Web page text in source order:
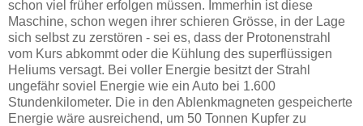
schon viel früher erfolgen müssen. Immerhin ist diese
Maschine, schon wegen ihrer schieren Grösse, in der Lage
sich selbst zu zerstören - sei es, dass der Protonenstrahl
vom Kurs abkommt oder die Kühlung des superflüssigen
Heliums versagt. Bei voller Energie besitzt der Strahl
ungefähr soviel Energie wie ein Auto bei 1.600
Stundenkilometer. Die in den Ablenkmagneten gespeicherte
Energie wäre ausreichend, um 50 Tonnen Kupfer zu